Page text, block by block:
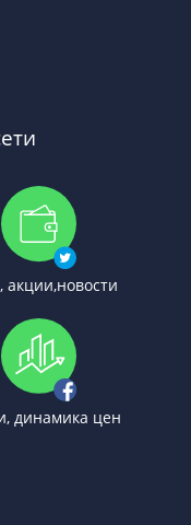
акции,новости
динамика цен